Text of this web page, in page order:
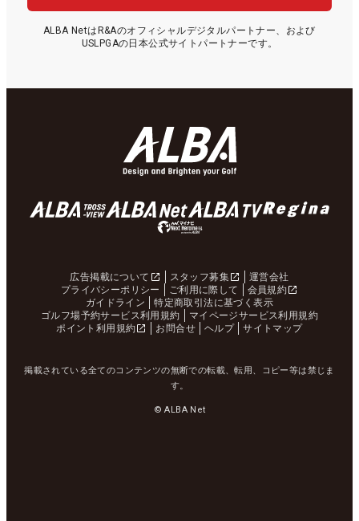
ALBA NetはR&Aのオフィシャルデジタルパートナー、および
USLPGAの日本公式サイトパートナーです。
広告掲載について スタッフ募集
運営会社
プライバシーポリシー
ご利用に際して
会員規約
ガイドライン
特定商取引法に基づく表示
ゴルフ場予約サービス利用規約
マイページサービス利用規約
ポイント利用規約
お問合せ ヘルプ サイトマップ
掲載されている全てのコンテンツの無断での転載、転用、コピー等は禁じま
す。
© ALBA Net